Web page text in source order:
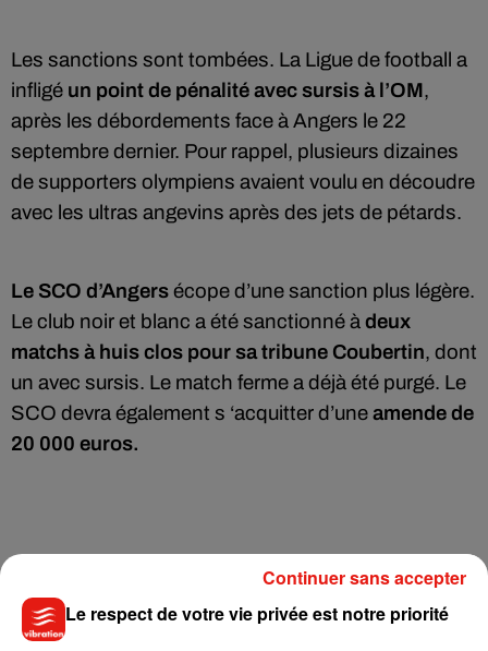
Les sanctions sont tombées. La Ligue de football a
infligé un point de pénalité avec sursis à l’OM,
après les débordements face à Angers le 22
septembre dernier. Pour rappel, plusieurs dizaines
de supporters olympiens avaient voulu en découdre
avec les ultras angevins après des jets de pétards.
Le SCO d’Angers écope d’une sanction plus légère.
Le club noir et blanc a été sanctionné à deux
matchs à huis clos pour sa tribune Coubertin, dont
un avec sursis. Le match ferme a déjà été purgé. Le
SCO devra également s ‘acquitter d’une amende de
20 000 euros.
Avec AFP
Le respect de votre vie privée est notre priorité
Continuer sans accepter